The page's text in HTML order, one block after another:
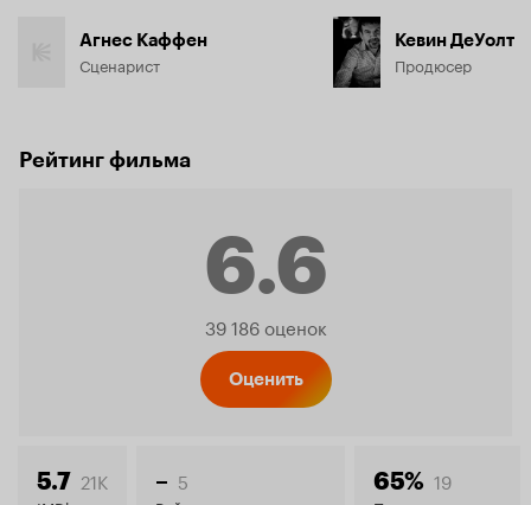
Агнес Каффен
Сценарист
Кевин ДеУолт
Продюсер
Рейтинг фильма
6.6
Рейтинг
39 186 оценок
Оценить
5.7 21K – 5 65% 19